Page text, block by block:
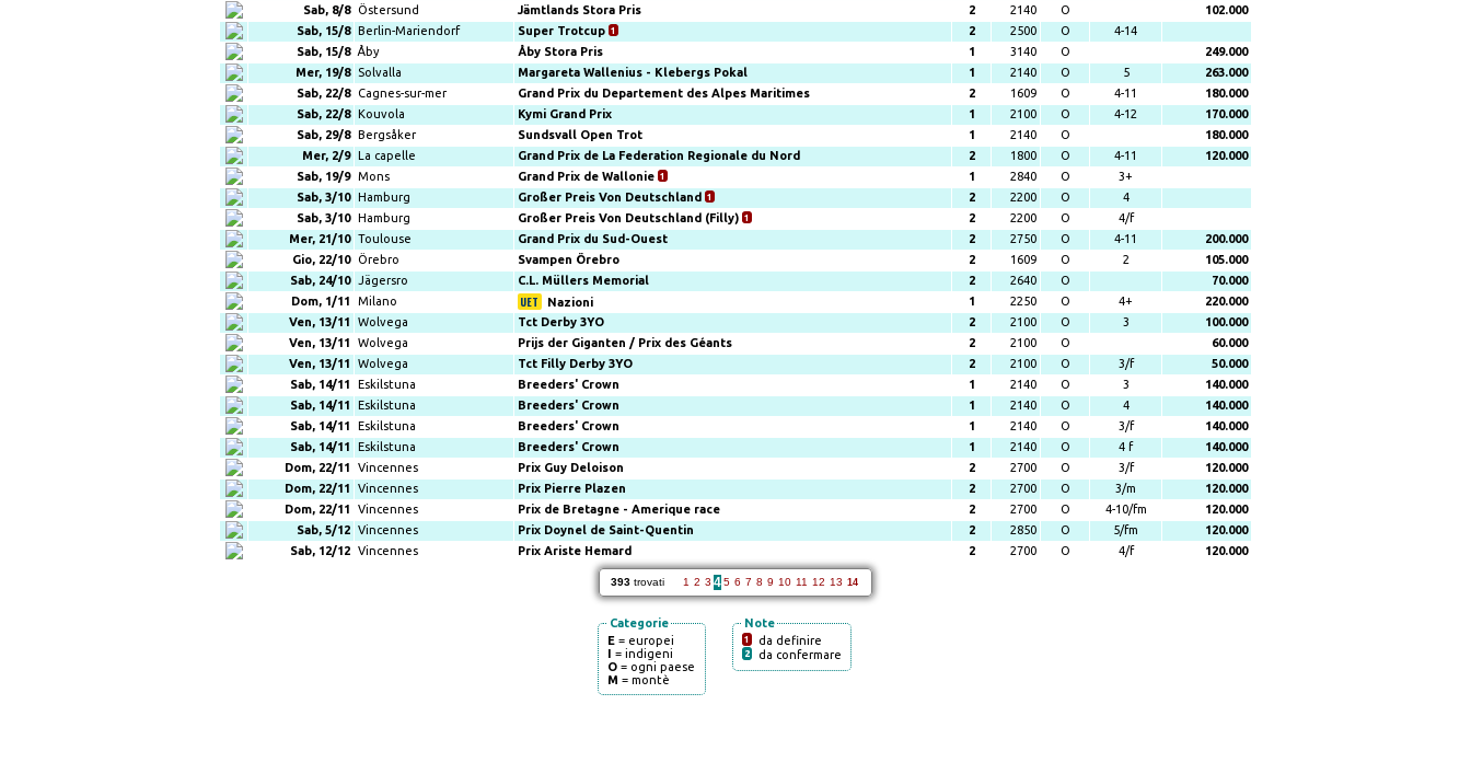
Sab, 8/8
Östersund Jämtlands Stora Pris 2 2140 O
102.000
Sab, 15/8 Berlin-Mariendorf Super Trotcup 1 2 2500 O
4-14
Sab, 15/8 Åby Åby Stora Pris 1 3140 O
249.000
Mer, 19/8
Solvalla Margareta Wallenius - Klebergs Pokal 1 2140 O 5
263.000
Sab, 22/8
Cagnes-sur-mer Grand Prix du Departement des Alpes Maritimes 2 1609 O 4-11
180.000
Sab, 22/8 Kouvola Kymi Grand Prix 1 2100 O 4-12
170.000
Sab, 29/8 Bergsåker Sundsvall Open Trot 1 2140 O
180.000
Mer, 2/9 La capelle Grand Prix de La Federation Regionale du Nord 2 1800 O 4-11
120.000
Sab, 19/9 Mons Grand Prix de Wallonie 1 1 2840 O
3+
Sab, 3/10 Hamburg Großer Preis Von Deutschland 1 2 2200 O
4
Sab, 3/10 Hamburg Großer Preis Von Deutschland (Filly) 1 2 2200 O
4/f
Mer, 21/10 Toulouse Grand Prix du Sud-Ouest 2 2750 O 4-11
200.000
Gio, 22/10
Örebro Svampen Örebro 2 1609 O 2
105.000
Sab, 24/10 Jägersro C.L. Müllers Memorial 2 2640 O
70.000
Dom, 1/11
Milano Nazioni 1 2250 O 4+
220.000
Ven, 13/11
Wolvega Tct Derby 3YO 2 2100 O 3
100.000
Ven, 13/11
Wolvega Prijs der Giganten / Prix des Géants 2 2100 O
60.000
Ven, 13/11
Wolvega Tct Filly Derby 3YO 2 2100 O 3/f
50.000
Sab, 14/11
Eskilstuna Breeders' Crown 1 2140 O 3
140.000
Sab, 14/11
Eskilstuna Breeders' Crown 1 2140 O 4
140.000
Sab, 14/11
Eskilstuna Breeders' Crown 1 2140 O 3/f
140.000
Sab, 14/11
Eskilstuna Breeders' Crown 1 2140 O 4 f
140.000
Dom, 22/11
Vincennes Prix Guy Deloison 2 2700 O 3/f
120.000
Dom, 22/11
Vincennes Prix Pierre Plazen 2 2700 O 3/m
120.000
Dom, 22/11
Vincennes Prix de Bretagne - Amerique race 2 2700 O 4-10/fm
120.000
Sab, 5/12 Vincennes Prix Doynel de Saint-Quentin 2 2850 O 5/fm
120.000
Sab, 12/12 Vincennes Prix Ariste Hemard 2 2700 O 4/f 120.000
393 trovati 1 2 3 45 6 7 8 9 10 11 12 13 14
Categorie
E = europei
I = indigeni
O = ogni paese
M = montè
Note
1 da definire
2 da confermare